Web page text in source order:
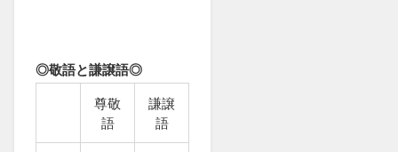
◎敬語と謙譲語◎
尊敬
語
謙譲
語